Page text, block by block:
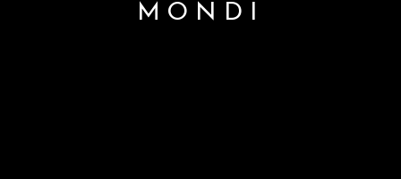
MONDI